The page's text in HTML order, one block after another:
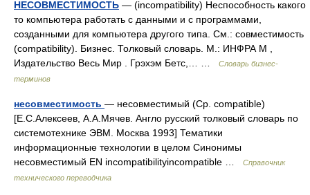
НЕСОВМЕСТИМОСТЬ — (incompatibility) Неспособность какого
то компьютера работать с данными и с программами,
созданными для компьютера другого типа. См.: совместимость
(compatibility). Бизнес. Толковый словарь. М.: ИНФРА М ,
Издательство Весь Мир . Грэхэм Бетс,… …
Словарь бизнес-
терминов
несовместимость — несовместимый (Ср. compatible)
[Е.С.Алексеев, А.А.Мячев. Англо русский толковый словарь по
системотехнике ЭВМ. Москва 1993] Тематики
информационные технологии в целом Синонимы
несовместимый EN incompatibilityincompatible …
Справочник
технического переводчика